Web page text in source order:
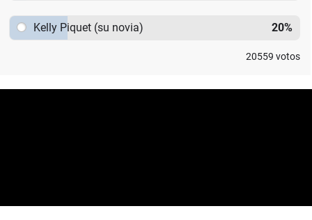
Kelly Piquet (su novia) 20%
20559 votos